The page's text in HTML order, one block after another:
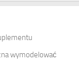
wymodelować